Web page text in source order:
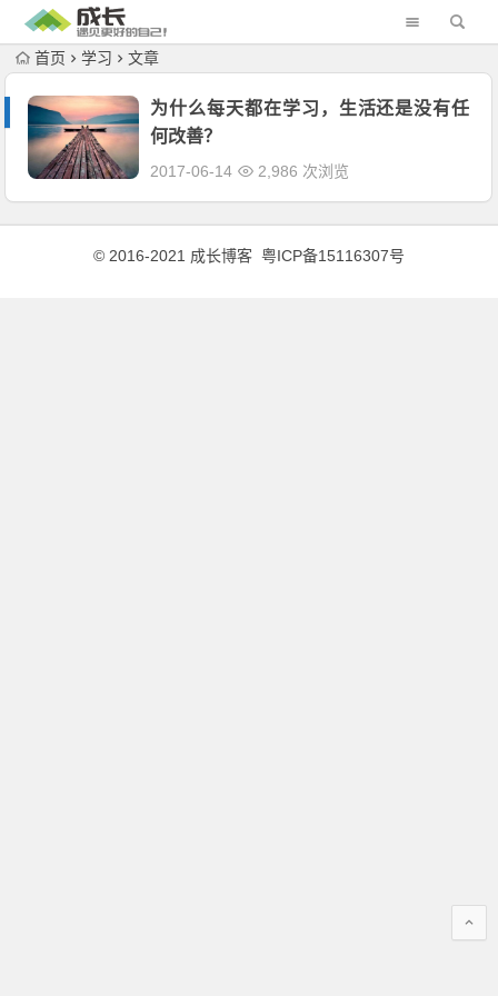
首页 学习 文章
为什么每天都在学习，生活还是没有任
何改善？
2017-06-14 2,986 次浏览
© 2016-2021 成长博客 粤ICP备15116307号